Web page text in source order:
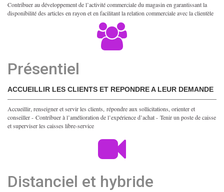
Contribuer au développement de l’activité commerciale du magasin en garantissant la
disponibilité des articles en rayon et en facilitant la relation commerciale avec la clientèle
Présentiel
ACCUEILLIR LES CLIENTS ET REPONDRE A LEUR DEMANDE
Accueillir, renseigner et servir les clients, répondre aux sollicitations, orienter et
conseiller - Contribuer à l’amélioration de l’expérience d’achat - Tenir un poste de caisse
et superviser les caisses libre-service
Distanciel et hybride